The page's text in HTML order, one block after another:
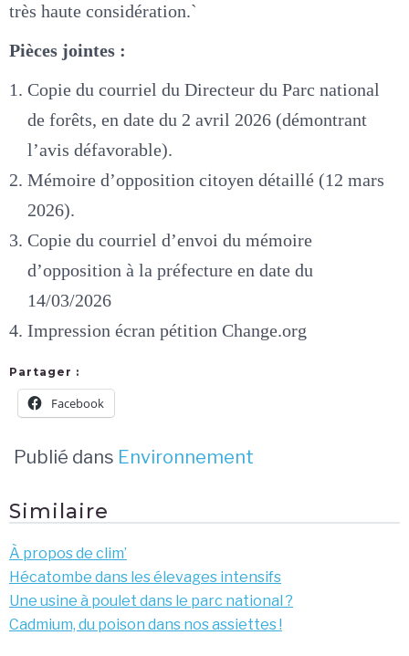
très haute considération.`
Pièces jointes :
Copie du courriel du Directeur du Parc national
de forêts, en date du 2 avril 2026 (démontrant
l’avis défavorable).
Mémoire d’opposition citoyen détaillé (12 mars
2026).
Copie du courriel d’envoi du mémoire
d’opposition à la préfecture en date du
14/03/2026
Impression écran pétition Change.org
Partager :
Facebook
Publié dans Environnement
Similaire
À propos de clim’
Hécatombe dans les élevages intensifs
Une usine à poulet dans le parc national ?
Cadmium, du poison dans nos assiettes !